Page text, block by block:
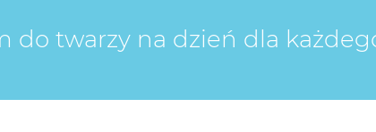
do twarzy na dzień dla